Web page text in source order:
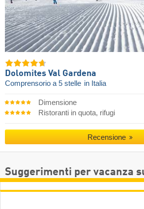
Dolomites Val Gardena
Comprensorio a 5 stelle in Italia
Dimensione
Ristoranti in quota, rifugi
Recensione
Suggerimenti per vacanza